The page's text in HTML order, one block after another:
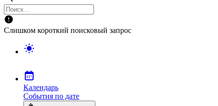
Слишком короткий поисковый запрос
Календарь
События по дате